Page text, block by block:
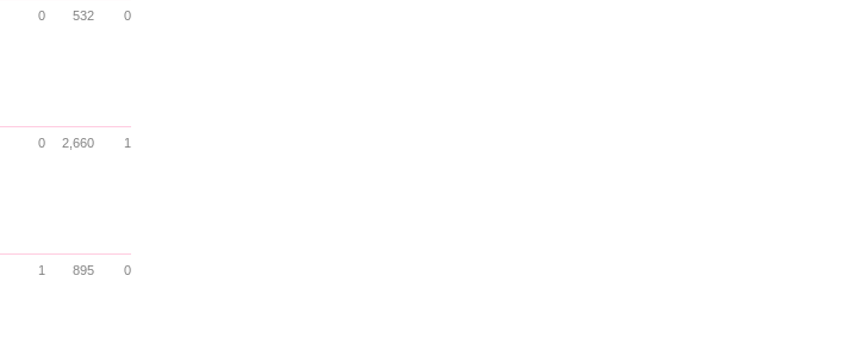
0 532 0
0 2,660 1
1 895 0